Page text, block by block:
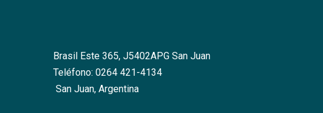
Brasil Este 365, J5402APG San Juan
Teléfono: 0264 421-4134
San Juan, Argentina